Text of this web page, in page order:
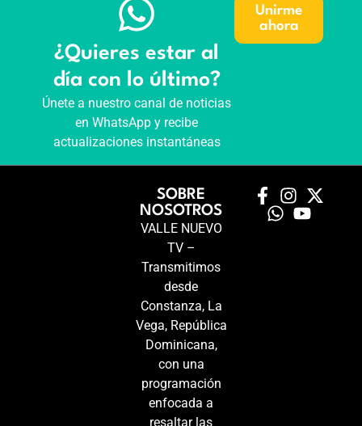
¿Quieres estar al
día con lo último?
Únete a nuestro canal de noticias
en WhatsApp y recibe
actualizaciones instantáneas
Unirme
ahora
SOBRE
NOSOTROS
VALLE NUEVO
TV –
Transmitimos
desde
Constanza, La
Vega, República
Dominicana,
con una
programación
enfocada a
resaltar las